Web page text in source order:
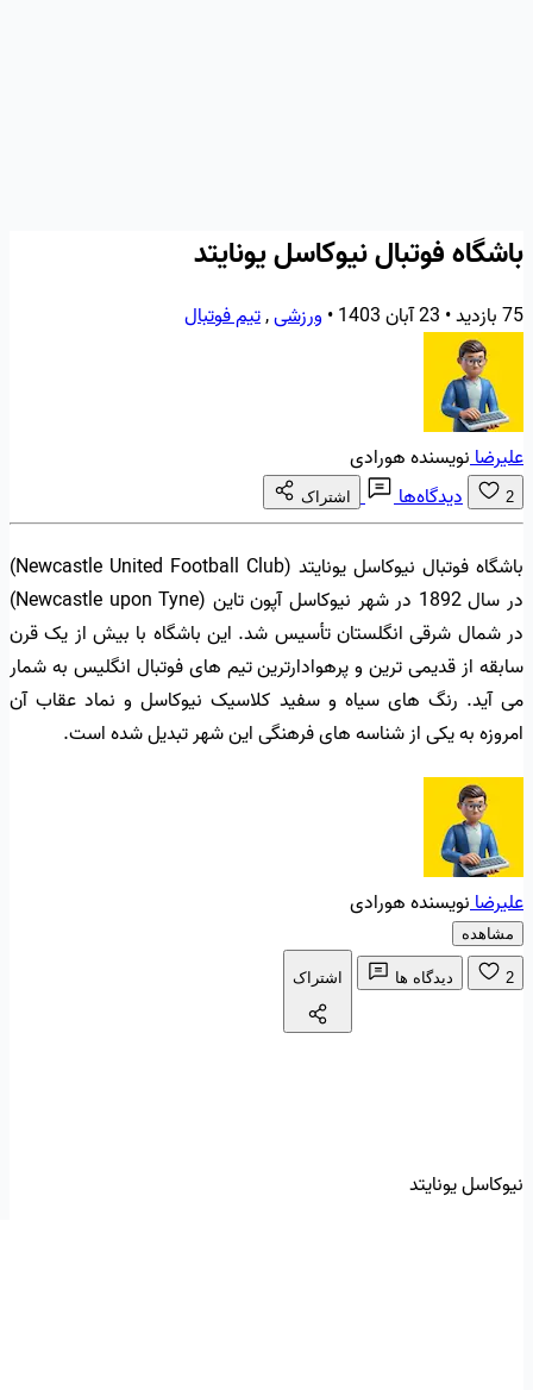
باشگاه فوتبال نیوکاسل یونایتد
75 بازدید • 23 آبان 1403 • ورزشی,تیم فوتبال
علیرضانویسنده هورادی
2 دیدگاه‌ها اشتراک
باشگاه فوتبال نیوکاسل یونایتد (Newcastle United Football Club)
در سال 1892 در شهر نیوکاسل آپون تاین (Newcastle upon Tyne)
در شمال شرقی انگلستان تأسیس شد. این باشگاه با بیش از یک قرن
سابقه از قدیمی ترین و پرهوادارترین تیم های فوتبال انگلیس به شمار
می آید. رنگ های سیاه و سفید کلاسیک نیوکاسل و نماد عقاب آن
امروزه به یکی از شناسه های فرهنگی این شهر تبدیل شده است.
علیرضانویسنده هورادی
مشاهده
2 دیدگاه ها اشتراک
نیوکاسل یونایتد